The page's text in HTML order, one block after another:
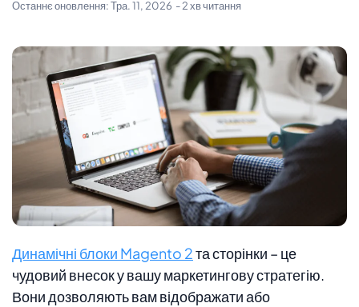
Останнє оновлення:Тра. 11, 2026 - 2 хв читання
Динамічні блоки Magento 2та сторінки – це
чудовий внесок у вашу маркетингову стратегію.
Вони дозволяють вам відображати або